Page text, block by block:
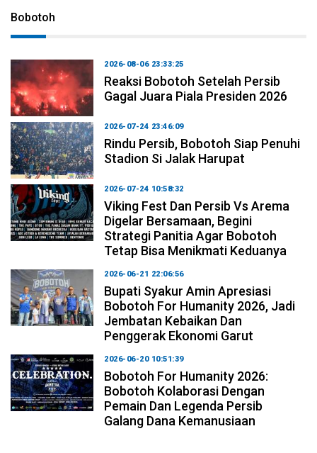
Bobotoh
2026-08-06 23:33:25
Reaksi Bobotoh Setelah Persib
Gagal Juara Piala Presiden 2026
2026-07-24 23:46:09
Rindu Persib, Bobotoh Siap Penuhi
Stadion Si Jalak Harupat
2026-07-24 10:58:32
Viking Fest Dan Persib Vs Arema
Digelar Bersamaan, Begini
Strategi Panitia Agar Bobotoh
Tetap Bisa Menikmati Keduanya
2026-06-21 22:06:56
Bupati Syakur Amin Apresiasi
Bobotoh For Humanity 2026, Jadi
Jembatan Kebaikan Dan
Penggerak Ekonomi Garut
2026-06-20 10:51:39
Bobotoh For Humanity 2026:
Bobotoh Kolaborasi Dengan
Pemain Dan Legenda Persib
Galang Dana Kemanusiaan